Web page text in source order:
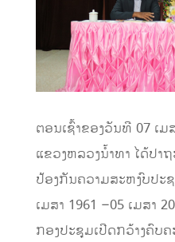
ຕອນເຊົ້າຂອງວັນທີ 07 ເມ
ແຂວງຫລວງນ້ຳທາ ໄດ້ປາ
ປ້ອງກັນຄວາມສະຫງົບປະ
ເມສາ 1961 –05 ເມສາ
ກອງປະຊຸມເປີດກວ້າງຄົບ